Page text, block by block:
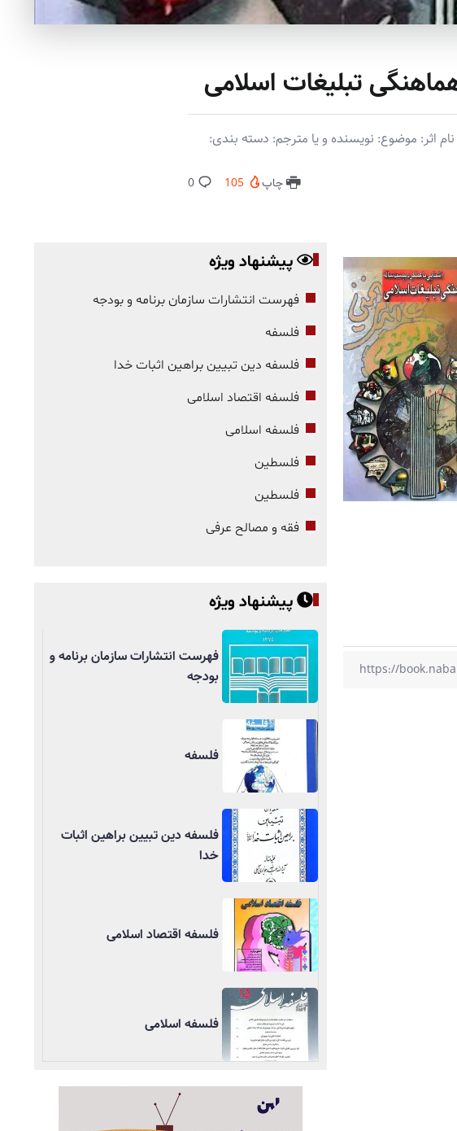
تبلیغات اسلامی
اثر: موضوع: نویسنده و یا مترجم: دسته بندی:
چاپ 105
0
پیشنهاد ویژه
فهرست انتشارات سازمان برنامه و بودجه
فلسفه
فلسفه دین تبیین براهین اثبات خدا
فلسفه اقتصاد اسلامی
فلسفه اسلامی
فلسطین
فلسطین
فقه و مصالح عرفی
پیشنهاد ویژه
فهرست انتشارات سازمان برنامه و
بودجه
فلسفه
فلسفه دین تبیین براهین اثبات
خدا
فلسفه اقتصاد اسلامی
فلسفه اسلامی